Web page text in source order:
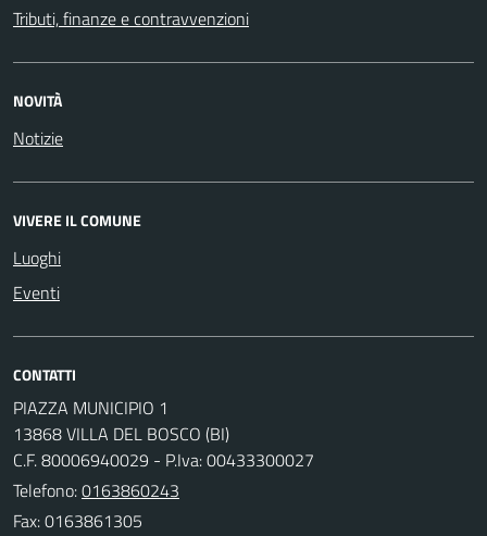
Tributi, finanze e contravvenzioni
NOVITÀ
Notizie
VIVERE IL COMUNE
Luoghi
Eventi
CONTATTI
PIAZZA MUNICIPIO 1
13868 VILLA DEL BOSCO (BI)
C.F. 80006940029 - P.Iva: 00433300027
Telefono:0163860243
Fax: 0163861305